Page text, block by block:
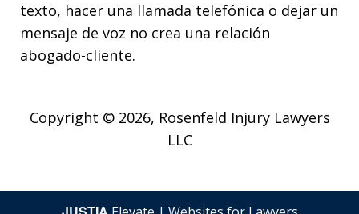
texto, hacer una llamada telefónica o dejar un
mensaje de voz no crea una relación
abogado-cliente.
Copyright © 2026, Rosenfeld Injury Lawyers
LLC